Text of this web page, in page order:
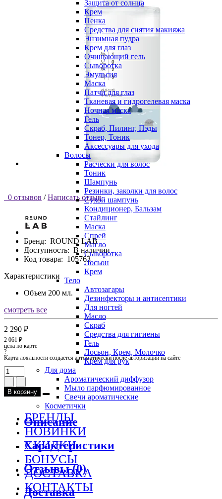
Защита от солнца
Крем
Пенка
Средства для снятия макияжа
Энзимная пудра
Крем для глаз
Очищающий гель
Сыворотка
Эмульсия
Маска
Патчи для глаз
Тканевая и гидрогелевая маска
Ночная маска
Гель
Скраб, Пилинг, Пэды
Тонер, Тоник
Аксессуары для ухода
Волосы
Расчески для волос
Тоник
Шампунь
Резинки, заколки для волос
Сухой шампунь
Кондиционер, Бальзам
Стайлинг
Маска
Спрей
Масло
Сыворотка
Лосьон
Крем
Тело
Автозагары
Дезинфекторы и антисептики
Для ногтей
Масло
Скраб
Средства для гигиены
Гель
Лосьон, Крем, Молочко
Крем для рук
Для дома
Ароматический диффузор
Мыло парфюмированное
Свечи ароматические
Косметички
БРЕНДЫ
НОВИНКИ
СКИДКИ
БОНУСЫ
ДОСТАВКА
КОНТАКТЫ
0 отзывов / Написать отзыв
Бренд: ROUND LAB
Доступность: В наличии
Код товара: 105763
Характеристики
Объем 200 мл.
смотреть все
2 290 ₽
2 061 ₽
цена по карте
?
Карта лояльности создается автоматически после авторизации на сайте
В корзину
Описание
Характеристики
Отзывы (0)
Доставка